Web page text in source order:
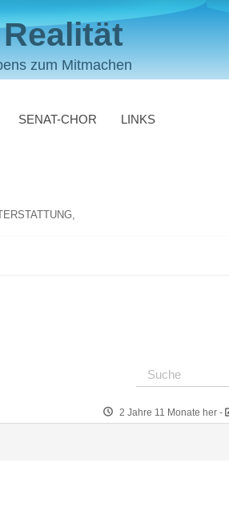
zum Mitmachen
SENAT-CHOR LINKS
2 Jahre 11 Monate her-